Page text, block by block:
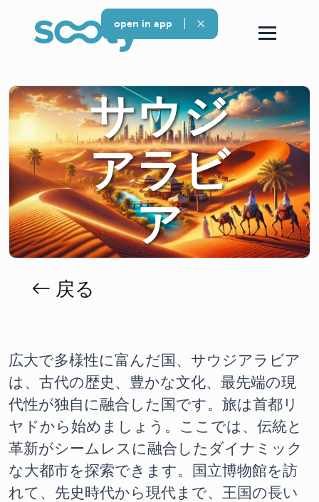
サウジ
アラビ
ア
戻る
広大で多様性に富んだ国、サウジアラビア
は、古代の歴史、豊かな文化、最先端の現
代性が独自に融合した国です。旅は首都リ
ヤドから始めましょう。ここでは、伝統と
革新がシームレスに融合したダイナミック
な大都市を探索できます。国立博物館を訪
れて、先史時代から現代まで、王国の長い
open in app